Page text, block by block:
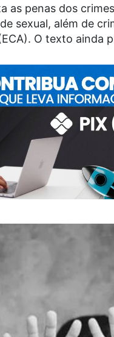
as penas dos
sexual, além de
O texto ainda